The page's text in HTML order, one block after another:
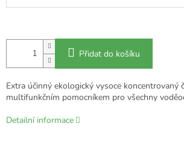
Přidat do košíku
Extra účinný ekologický vysoce koncentrovaný
multifunkčním pomocníkem pro všechny
Detailní informace